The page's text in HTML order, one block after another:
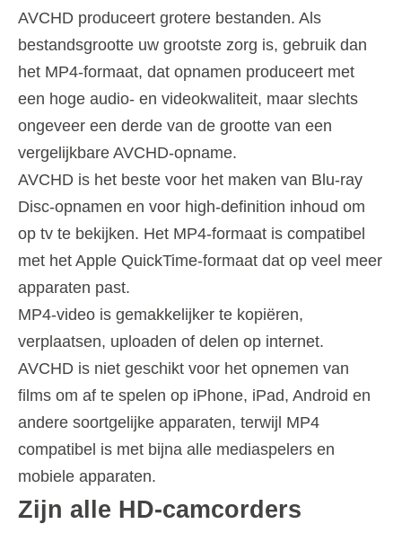
AVCHD produceert grotere bestanden. Als
bestandsgrootte uw grootste zorg is, gebruik dan
het MP4-formaat, dat opnamen produceert met
een hoge audio- en videokwaliteit, maar slechts
ongeveer een derde van de grootte van een
vergelijkbare AVCHD-opname.
AVCHD is het beste voor het maken van Blu-ray
Disc-opnamen en voor high-definition inhoud om
op tv te bekijken. Het MP4-formaat is compatibel
met het Apple QuickTime-formaat dat op veel meer
apparaten past.
MP4-video is gemakkelijker te kopiëren,
verplaatsen, uploaden of delen op internet.
AVCHD is niet geschikt voor het opnemen van
films om af te spelen op iPhone, iPad, Android en
andere soortgelijke apparaten, terwijl MP4
compatibel is met bijna alle mediaspelers en
mobiele apparaten.
Zijn alle HD-camcorders